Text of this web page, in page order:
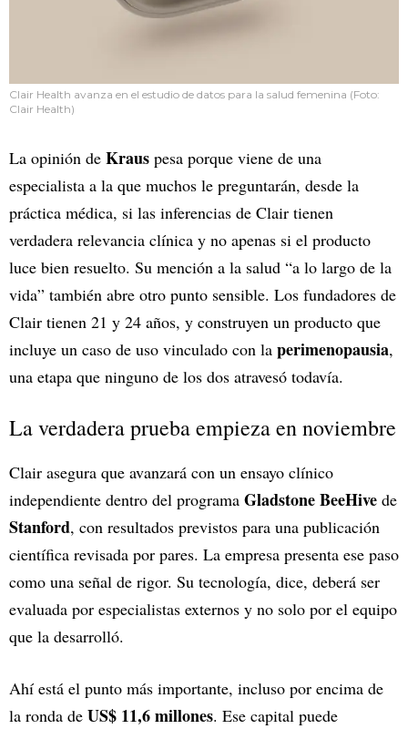
Clair Health avanza en el estudio de datos para la salud femenina (Foto:
Clair Health)
La opinión de Kraus pesa porque viene de una
especialista a la que muchos le preguntarán, desde la
práctica médica, si las inferencias de Clair tienen
verdadera relevancia clínica y no apenas si el producto
luce bien resuelto. Su mención a la salud “a lo largo de la
vida” también abre otro punto sensible. Los fundadores de
Clair tienen 21 y 24 años, y construyen un producto que
incluye un caso de uso vinculado con la perimenopausia,
una etapa que ninguno de los dos atravesó todavía.
La verdadera prueba empieza en noviembre
Clair asegura que avanzará con un ensayo clínico
independiente dentro del programa Gladstone BeeHive de
Stanford, con resultados previstos para una publicación
científica revisada por pares. La empresa presenta ese paso
como una señal de rigor. Su tecnología, dice, deberá ser
evaluada por especialistas externos y no solo por el equipo
que la desarrolló.
Ahí está el punto más importante, incluso por encima de
la ronda de US$ 11,6 millones. Ese capital puede